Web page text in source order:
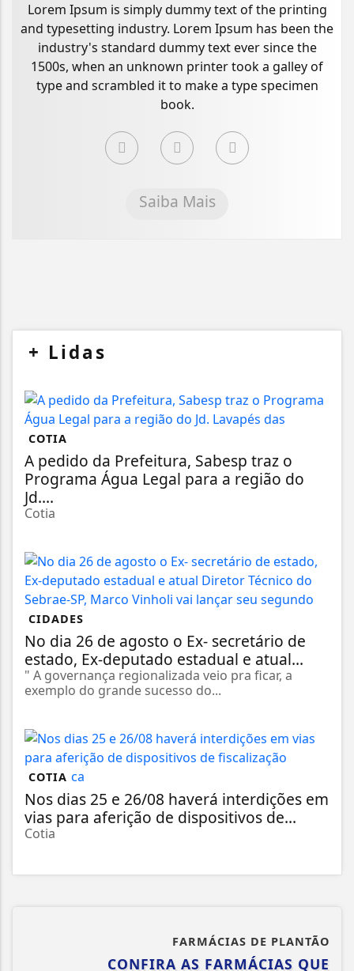
Lorem Ipsum is simply dummy text of the printing
and typesetting industry. Lorem Ipsum has been the
industry's standard dummy text ever since the
1500s, when an unknown printer took a galley of
type and scrambled it to make a type specimen
book.
Saiba Mais
+ Lidas
COTIA
A pedido da Prefeitura, Sabesp traz o
Programa Água Legal para a região do
Jd....
Cotia
CIDADES
No dia 26 de agosto o Ex- secretário de
estado, Ex-deputado estadual e atual...
" A governança regionalizada veio pra ficar, a
exemplo do grande sucesso do...
COTIA
Nos dias 25 e 26/08 haverá interdições em
vias para aferição de dispositivos de...
Cotia
FARMÁCIAS DE PLANTÃO
CONFIRA AS FARMÁCIAS QUE